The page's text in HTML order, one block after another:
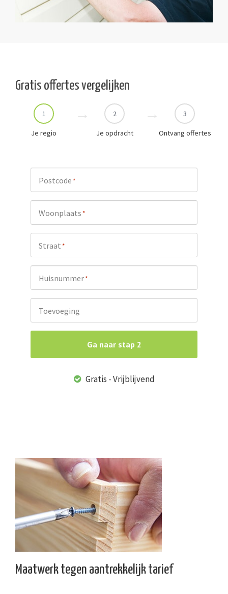
Gratis offertes vergelijken
1
Je regio
2
Je opdracht
3
Ontvang offertes
Postcode*
Woonplaats*
Straat*
Huisnummer*
Toevoeging
Ga naar stap 2
Gratis - Vrijblijvend
Maatwerk tegen aantrekkelijk tarief